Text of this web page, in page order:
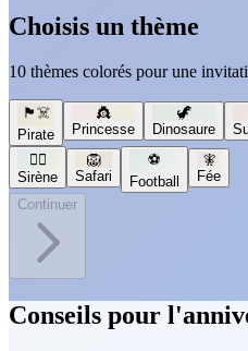
Choisis un thème
10 thèmes colorés pour une
🏴‍☠️
Pirate
👸
Princesse
🦖
Dinosaure
🧜‍♀️
Sirène
🦁
Safari
⚽
Football
🧚
Fée
Continuer
Conseils pour